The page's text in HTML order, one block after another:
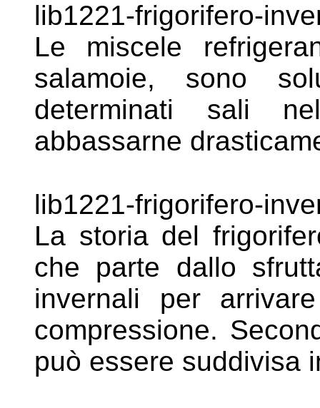
lib1221-frigorifero-
Le miscele
salamoie, sono
determinati sali
abbassarne
lib1221-frigorifero-
La storia del
che parte dallo
invernali per
compressione.
può essere suddivisa